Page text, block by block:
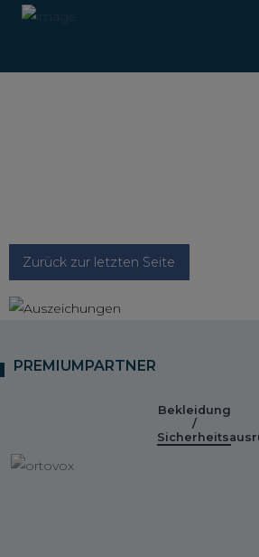
Zurück zur letzten Seite
PREMIUMPARTNER
Bekleidung
/